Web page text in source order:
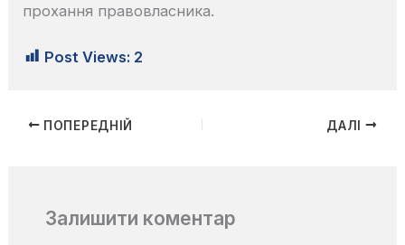
прохання правовласника.
Post Views: 2
ПОПЕРЕДНІЙ ДАЛІ
Залишити коментар